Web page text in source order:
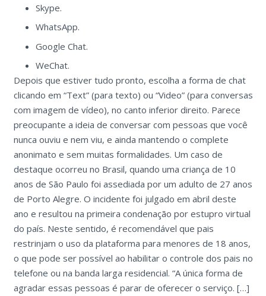
Skype.
WhatsApp.
Google Chat.
WeChat.
Depois que estiver tudo pronto, escolha a forma de chat
clicando em “Text” (para texto) ou “Video” (para conversas
com imagem de vídeo), no canto inferior direito. Parece
preocupante a ideia de conversar com pessoas que você
nunca ouviu e nem viu, e ainda mantendo o complete
anonimato e sem muitas formalidades. Um caso de
destaque ocorreu no Brasil, quando uma criança de 10
anos de São Paulo foi assediada por um adulto de 27 anos
de Porto Alegre. O incidente foi julgado em abril deste
ano e resultou na primeira condenação por estupro virtual
do país. Neste sentido, é recomendável que pais
restrinjam o uso da plataforma para menores de 18 anos,
o que pode ser possível ao habilitar o controle dos pais no
telefone ou na banda larga residencial. “A única forma de
agradar essas pessoas é parar de oferecer o serviço. […]